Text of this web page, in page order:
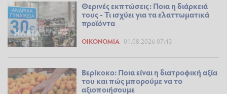
Θερινές εκπτώσεις: Ποια η διάρκειά
τους - Τι ισχύει για τα ελαττωματικά
προϊόντα
ΟΙΚΟΝΟΜΊΑ 01.08.2026 07:43
Βερίκοκο: Ποια είναι η διατροφική αξία
του και πώς μπορούμε να το
αξιοποιήσουμε